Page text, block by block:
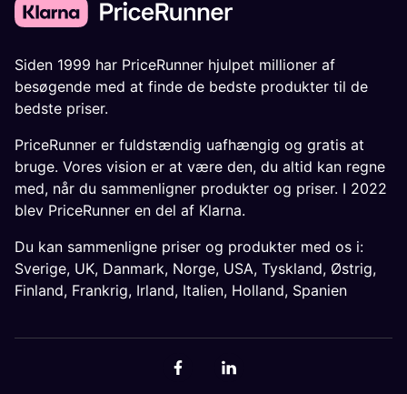
Siden 1999 har PriceRunner hjulpet millioner af
besøgende med at finde de bedste produkter til de
bedste priser.
PriceRunner er fuldstændig uafhængig og gratis at
bruge. Vores vision er at være den, du altid kan regne
med, når du sammenligner produkter og priser. I 2022
blev PriceRunner en del af Klarna.
Du kan sammenligne priser og produkter med os i:
Sverige, UK, Danmark, Norge, USA, Tyskland, Østrig,
Finland, Frankrig, Irland, Italien, Holland, Spanien